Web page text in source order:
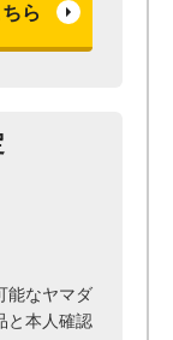
ら
能なヤマダ
と本人確認